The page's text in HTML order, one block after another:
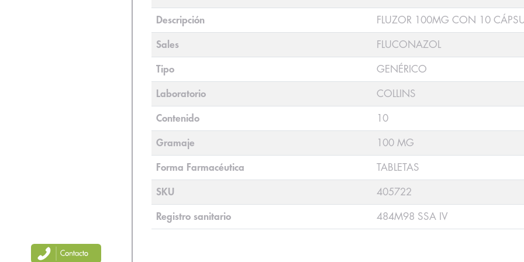
Descripción FLUZOR 100MG CON 10
Sales FLUCONAZOL
Tipo GENÉRICO
Laboratorio COLLINS
Contenido 10
Gramaje 100 MG
Forma Farmacéutica TABLETAS
SKU 405722
Registro sanitario 484M98 SSA IV